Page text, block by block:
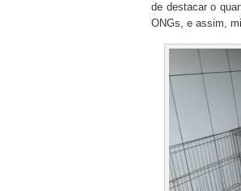
de destacar o
ONGs, e assim,